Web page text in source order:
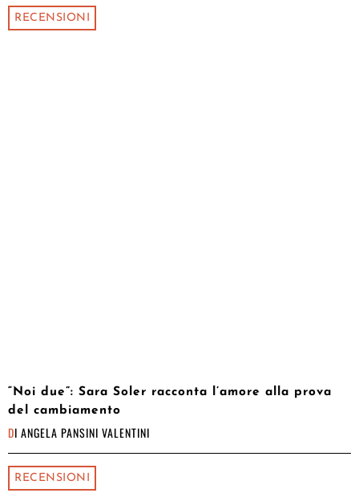
RECENSIONI
“Noi due”: Sara Soler racconta l’amore alla prova
del cambiamento
DI ANGELA PANSINI VALENTINI
RECENSIONI